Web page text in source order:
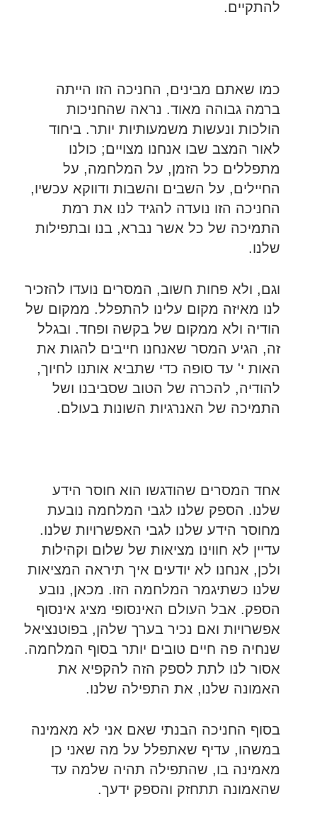
להתקיים.
כמו שאתם מבינים, החניכה הזו הייתה
ברמה גבוהה מאוד. נראה שהחניכות
הולכות ונעשות משמעותיות יותר. ביחוד
לאור המצב שבו אנחנו מצויים; כולנו
מתפללים כל הזמן, על המלחמה, על
החיילים, על השבים והשבות ודווקא עכשיו,
החניכה הזו נועדה להגיד לנו את רמת
התמיכה של כל אשר נברא, בנו ובתפילות
שלנו.
וגם, ולא פחות חשוב, המסרים נועדו להזכיר
לנו מאיזה מקום עלינו להתפלל. ממקום של
הודיה ולא ממקום של בקשה ופחד. ובגלל
זה, הגיע המסר שאנחנו חייבים להגות את
האות י' עד סופה כדי שתביא אותנו לחיוך,
להודיה, להכרה של הטוב שסביבנו ושל
התמיכה של האנרגיות השונות בעולם.
אחד המסרים שהודגשו הוא חוסר הידע
שלנו. הספק שלנו לגבי המלחמה נובעת
מחוסר הידע שלנו לגבי האפשרויות שלנו.
עדיין לא חווינו מציאות של שלום וקהילות
ולכן, אנחנו לא יודעים איך תיראה המציאות
שלנו כשתיגמר המלחמה הזו. מכאן, נובע
הספק. אבל העולם האינסופי מציג אינסוף
אפשרויות ואם נכיר בערך שלהן, בפוטנציאל
שנחיה פה חיים טובים יותר בסוף המלחמה.
אסור לנו לתת לספק הזה להקפיא את
האמונה שלנו, את התפילה שלנו.
בסוף החניכה הבנתי שאם אני לא מאמינה
במשהו, עדיף שאתפלל על מה שאני כן
מאמינה בו, שהתפילה תהיה שלמה עד
שהאמונה תתחזק והספק ידעך.